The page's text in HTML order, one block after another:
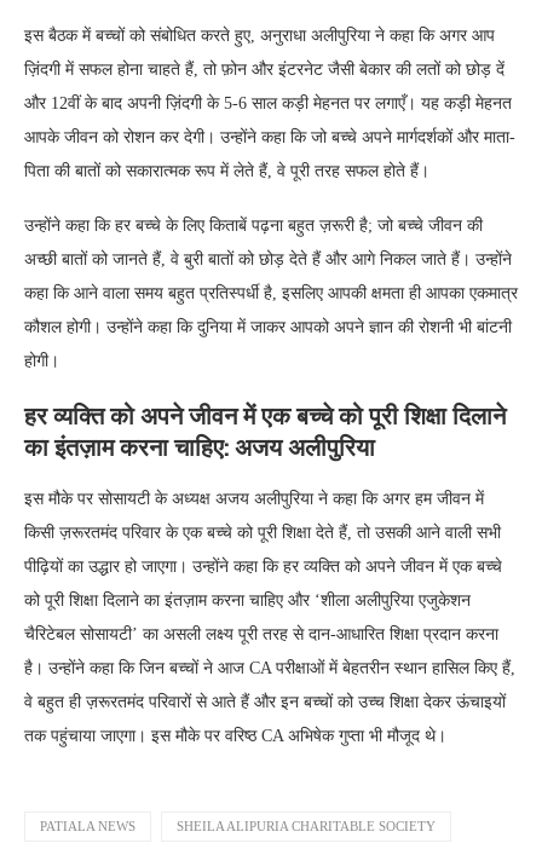
इस बैठक में बच्चों को संबोधित करते हुए, अनुराधा अलीपुरिया ने कहा कि अगर आप
ज़िंदगी में सफल होना चाहते हैं, तो फ़ोन और इंटरनेट जैसी बेकार की लतों को छोड़ दें
और 12वीं के बाद अपनी ज़िंदगी के 5-6 साल कड़ी मेहनत पर लगाएँ। यह कड़ी मेहनत
आपके जीवन को रोशन कर देगी। उन्होंने कहा कि जो बच्चे अपने मार्गदर्शकों और माता-
पिता की बातों को सकारात्मक रूप में लेते हैं, वे पूरी तरह सफल होते हैं।
उन्होंने कहा कि हर बच्चे के लिए किताबें पढ़ना बहुत ज़रूरी है; जो बच्चे जीवन की
अच्छी बातों को जानते हैं, वे बुरी बातों को छोड़ देते हैं और आगे निकल जाते हैं। उन्होंने
कहा कि आने वाला समय बहुत प्रतिस्पर्धी है, इसलिए आपकी क्षमता ही आपका एकमात्र
कौशल होगी। उन्होंने कहा कि दुनिया में जाकर आपको अपने ज्ञान की रोशनी भी बांटनी
होगी।
हर व्यक्ति को अपने जीवन में एक बच्चे को पूरी शिक्षा दिलाने
का इंतज़ाम करना चाहिए: अजय अलीपुरिया
इस मौके पर सोसायटी के अध्यक्ष अजय अलीपुरिया ने कहा कि अगर हम जीवन में
किसी ज़रूरतमंद परिवार के एक बच्चे को पूरी शिक्षा देते हैं, तो उसकी आने वाली सभी
पीढ़ियों का उद्धार हो जाएगा। उन्होंने कहा कि हर व्यक्ति को अपने जीवन में एक बच्चे
को पूरी शिक्षा दिलाने का इंतज़ाम करना चाहिए और ‘शीला अलीपुरिया एजुकेशन
चैरिटेबल सोसायटी’ का असली लक्ष्य पूरी तरह से दान-आधारित शिक्षा प्रदान करना
है। उन्होंने कहा कि जिन बच्चों ने आज CA परीक्षाओं में बेहतरीन स्थान हासिल किए हैं,
वे बहुत ही ज़रूरतमंद परिवारों से आते हैं और इन बच्चों को उच्च शिक्षा देकर ऊंचाइयों
तक पहुंचाया जाएगा। इस मौके पर वरिष्ठ CA अभिषेक गुप्ता भी मौजूद थे।
PATIALA NEWS SHEILA ALIPURIA CHARITABLE SOCIETY